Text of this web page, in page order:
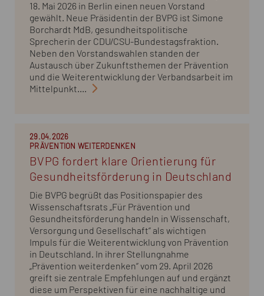
18. Mai 2026 in Berlin einen neuen Vorstand
gewählt. Neue Präsidentin der BVPG ist Simone
Borchardt MdB, gesundheitspolitische
Sprecherin der CDU/CSU-Bundestagsfraktion.
Neben den Vorstandswahlen standen der
Austausch über Zukunftsthemen der Prävention
und die Weiterentwicklung der Verbandsarbeit im
Mittelpunkt....
29.04.2026
PRÄVENTION WEITERDENKEN
BVPG fordert klare Orientierung für
Gesundheitsförderung in Deutschland
Die BVPG begrüßt das Positionspapier des
Wissenschaftsrats „Für Prävention und
Gesundheitsförderung handeln in Wissenschaft,
Versorgung und Gesellschaft“ als wichtigen
Impuls für die Weiterentwicklung von Prävention
in Deutschland. In ihrer Stellungnahme
„Prävention weiterdenken“ vom 29. April 2026
greift sie zentrale Empfehlungen auf und ergänzt
diese um Perspektiven für eine nachhaltige und